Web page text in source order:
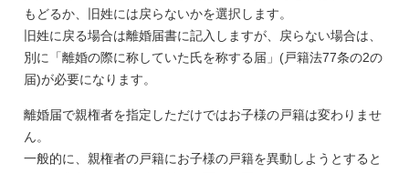
もどるか、旧姓には戻らないかを選択します。
旧姓に戻る場合は離婚届書に記入しますが、戻らない場合は、
別に「離婚の際に称していた氏を称する届」(戸籍法77条の2の
届)が必要になります。
離婚届で親権者を指定しただけではお子様の戸籍は変わりませ
ん。
一般的に、親権者の戸籍にお子様の戸籍を異動しようとすると